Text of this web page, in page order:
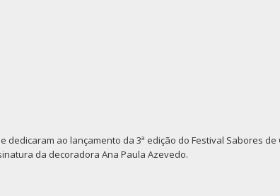
dedicaram ao lançamento da 3ª edição do Festival Sabores
da decoradora Ana Paula Azevedo.